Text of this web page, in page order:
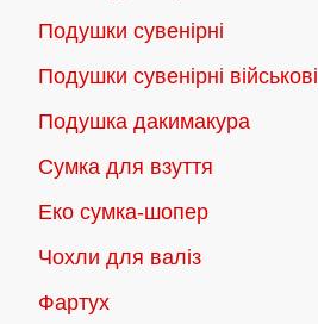
Подушки сувенірні
Подушки сувенірні військові
Подушка дакимакура
Сумка для взуття
Еко сумка-шопер
Чохли для валіз
Фартух